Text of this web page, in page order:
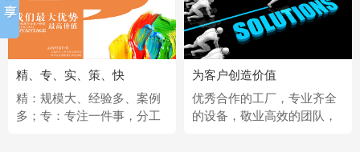
精、专、实、策、快
精：规模大、经验多、案例
多；专：专注一件事，分工
为客户创造价值
优秀合作的工厂，专业齐全
的设备，敬业高效的团队，